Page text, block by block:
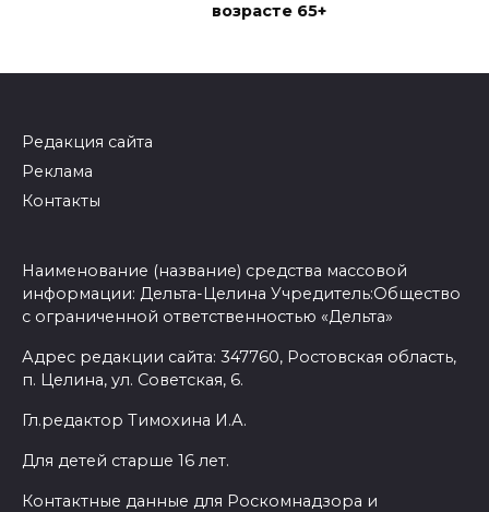
возрасте 65+
Редакция сайта
Реклама
Контакты
Наименование (название) средства массовой
информации: Дельта-Целина Учредитель:Общество
с ограниченной ответственностью «Дельта»
Адрес редакции сайта: 347760, Ростовская область,
п. Целина, ул. Советская, 6.
Гл.редактор Тимохина И.А.
Для детей старше 16 лет.
Контактные данные для Роскомнадзора и